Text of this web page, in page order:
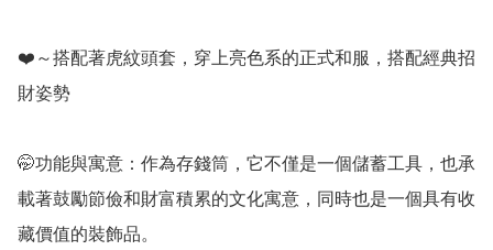
❤️～搭配著虎紋頭套，穿上亮色系的正式和服，搭配經典招
財姿勢
🤭功能與寓意：作為存錢筒，它不僅是一個儲蓄工具，也承
載著鼓勵節儉和財富積累的文化寓意，同時也是一個具有收
藏價值的裝飾品。